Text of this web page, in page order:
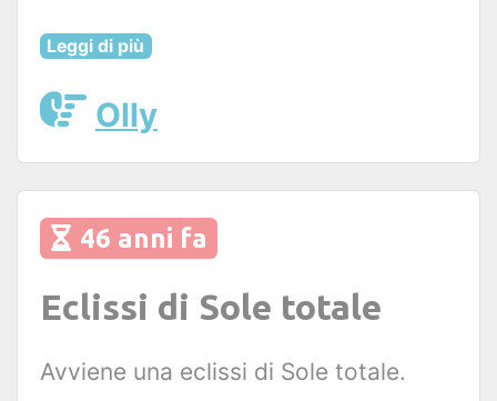
Leggi di più
Olly
46 anni fa
Eclissi di Sole totale
Avviene una eclissi di Sole totale.